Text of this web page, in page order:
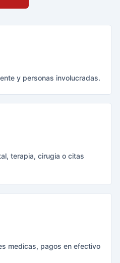
y personas involucradas.
terapia, cirugia o citas
medicas, pagos en efectivo